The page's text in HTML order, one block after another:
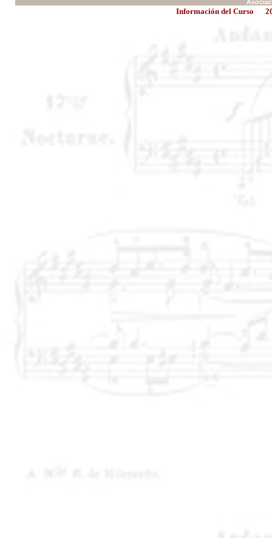
Información del Curso